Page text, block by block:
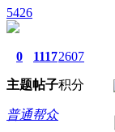
5426
0
主题
1117
帖子
2607
积分
普通帮众